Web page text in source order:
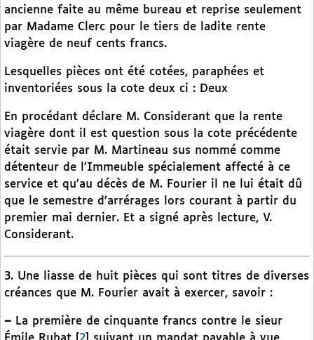
ancienne faite au même bureau et reprise seulement
par Madame Clerc pour le tiers de ladite rente
viagère de neuf cents francs.
Lesquelles pièces ont été cotées, paraphées et
inventoriées sous la cote deux ci : Deux
En procédant déclare M. Considerant que la rente
viagère dont il est question sous la cote précédente
était servie par M. Martineau sus nommé comme
détenteur de l’Immeuble spécialement affecté à ce
service et qu’au décès de M. Fourier il ne lui était dû
que le semestre d’arrérages lors courant à partir du
premier mai dernier. Et a signé après lecture, V.
Considerant.
3. Une liasse de huit pièces qui sont titres de diverses
créances que M. Fourier avait à exercer, savoir :
– La première de cinquante francs contre le sieur